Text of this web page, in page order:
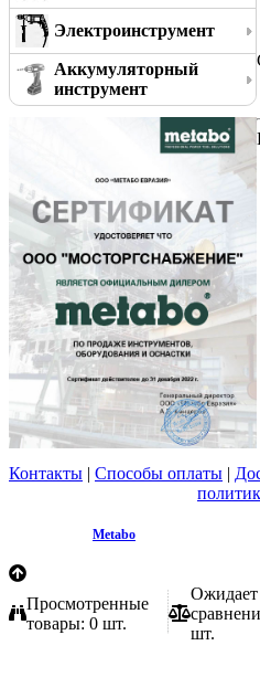
Электроинструмент
Аккумуляторный
инструмент
Контакты | Способы оплаты |
Metabo
Просмотренные
товары: 0 шт.
Ожидает
шт.